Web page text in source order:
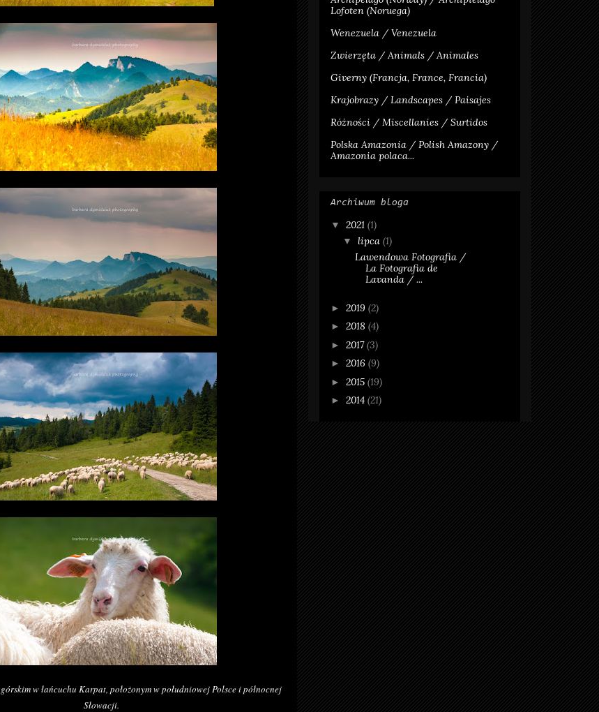
w łańcuchu Karpat, położonym w południowej Polsce i północnej
Słowacji.
Lofoten (Noruega)
Wenezuela / Venezuela
Zwierzęta / Animals / Animales
Giverny (Francja, France, Francia)
Krajobrazy / Landscapes / Paisajes
Różności / Miscellanies / Surtidos
Polska Amazonia / Polish Amazony /
Amazonia polaca...
Archiwum bloga
▼ 2021 (1)
▼ lipca (1)
Lawendowa Fotografia /
La Fotografia de
Lavanda / ...
► 2019 (2)
► 2018 (4)
► 2017(3)
► 2016 (9)
► 2015 (19)
► 2014 (21)